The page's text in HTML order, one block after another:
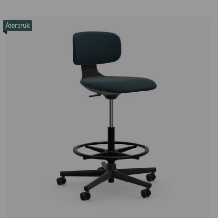
återbrukade möbler hos oss gäller den allmänna
reklamationsrätten. Detta innebär att du har rätt att reklamera
produkten vid funktionsfel. Du kan däremot inte reklamera
varan för de defekter som gör att den säljs till nedsatt pris
som återbruksprodukt. Reklamationsrätten är giltig i tre år från
köptillfället för privatpersoner respektive två år för
företagskunder.Note Mobile är en rymlig hurts med tre lådor
varav en är anpassad för hängmappar. Har ett smidigt
låsbara lådor med centrallås. Anpassad låda för hängmappar
missfärgningar och skador på ovansidan. Obs! Notera att
hurtsen kommer i en blå färg (Azure) som syns på bild 2, 3
och 4. Första bilden visar enbart modellen på produkten.
Återbruk